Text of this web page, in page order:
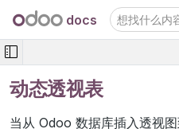
docs
动态透视表
当从 Odoo 数据库插入透视